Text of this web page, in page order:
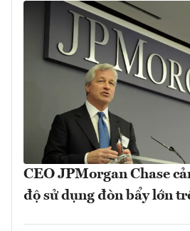
CEO JPMorgan Chase
độ sử dụng đòn bẩy lớn